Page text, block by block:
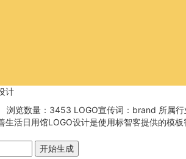
计
浏览数量：3453 LOGO宣传词：brand 所属行
活日用馆LOGO设计是使用标智客提供的模
开始生成